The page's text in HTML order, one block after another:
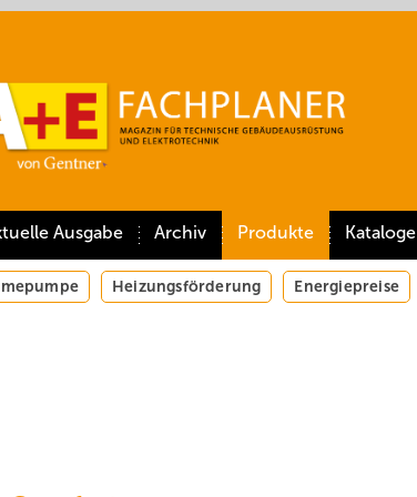
Ausgabe Archiv Produkte Kataloge
Heizungsförderung Energiepreise